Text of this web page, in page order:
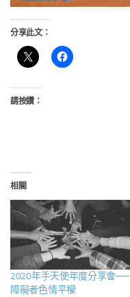
分享此文：
請按讚：
相關
2020年手天使年度分享會──
障礙者色情平權